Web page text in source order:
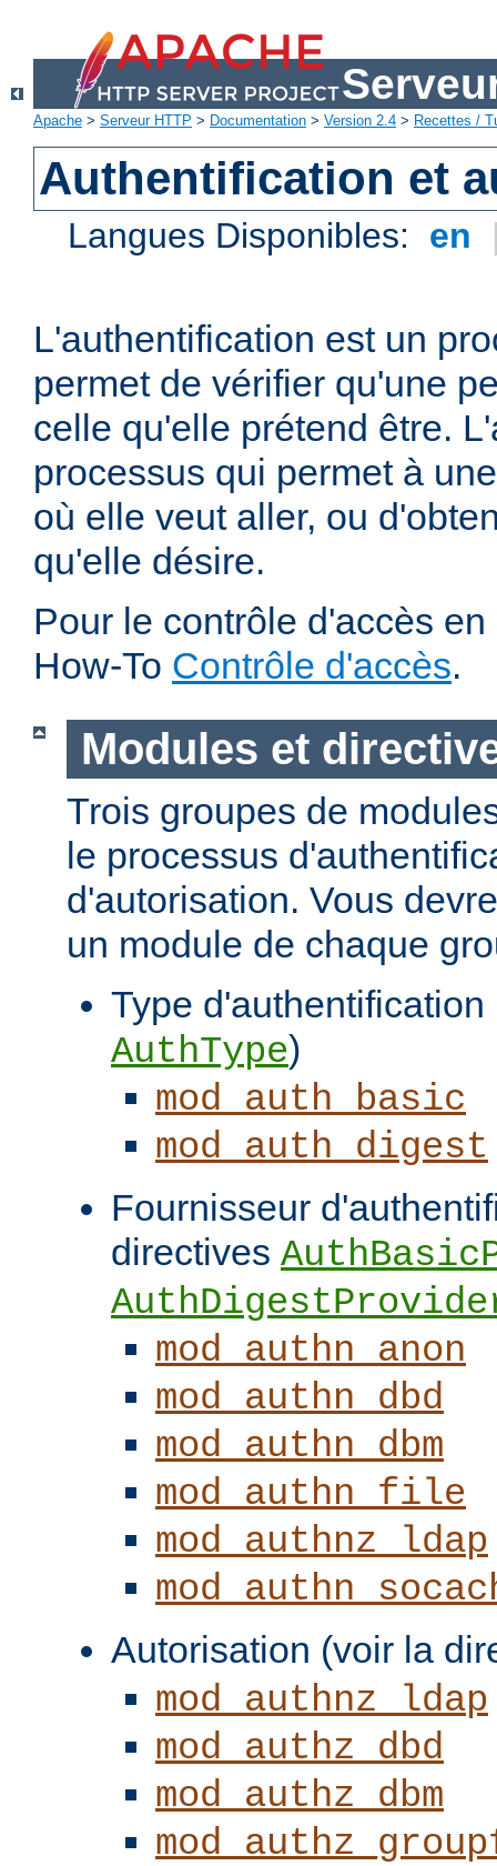
Apache > Serveur HTTP > Documentation > Version 2.4 > Recettes /
Authentification et
Langues Disponibles: en
L'authentification est un
permet de vérifier qu'une
celle qu'elle prétend être.
processus qui permet à
où elle veut aller, ou
qu'elle désire.
Pour le contrôle d'accès
How-To Contrôle d'accès.
Modules et
Trois groupes de
le processus
d'autorisation. Vous
un module de chaque
Type
AuthType)
mod_auth_basic
mod_auth_digest
Fournisseur
directives
mod_authn_anon
mod_authn_dbd
mod_authn_dbm
mod_authn_file
mod_authnz_ldap
Autorisation (voir la
mod_authnz_ldap
mod_authz_dbd
mod_authz_dbm